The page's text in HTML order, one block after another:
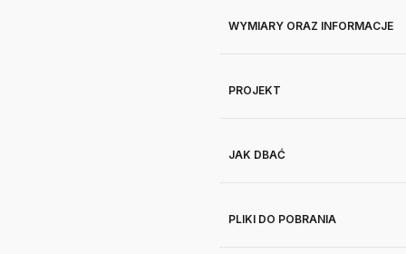
WYMIARY ORAZ INFORMACJE
PROJEKT
JAK DBAĆ
PLIKI DO POBRANIA